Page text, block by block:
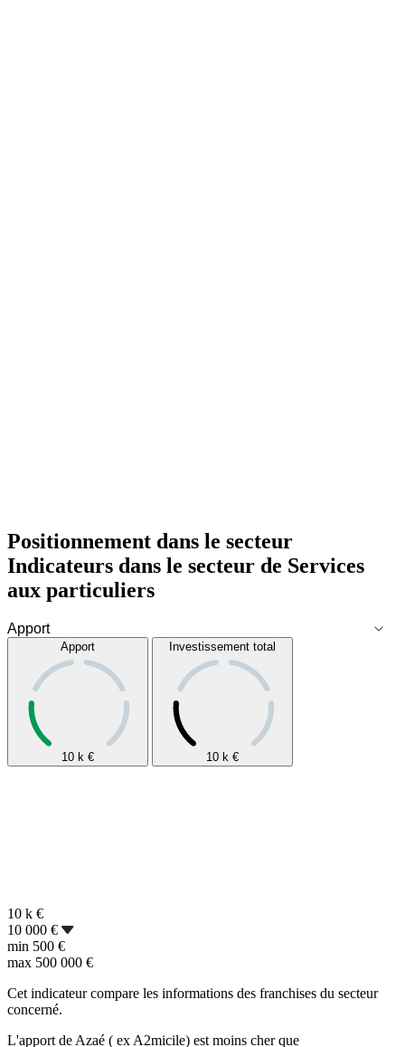
Positionnement dans le secteur
Indicateurs dans le secteur de Services
aux particuliers
Apport
10 k €
Investissement total
10 k €
10 k €
10 000 €
min 500 €
max 500 000 €
Cet indicateur compare les informations des franchises du secteur
concerné.
L'apport de Azaé ( ex A2micile) est moins cher que